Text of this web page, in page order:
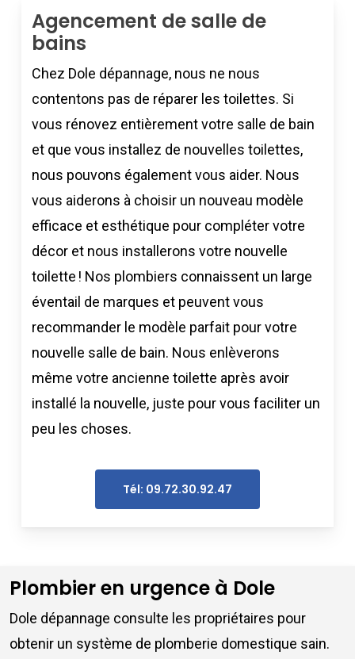
Agencement de salle de
bains
Chez Dole dépannage, nous ne nous
contentons pas de réparer les toilettes. Si
vous rénovez entièrement votre salle de bain
et que vous installez de nouvelles toilettes,
nous pouvons également vous aider. Nous
vous aiderons à choisir un nouveau modèle
efficace et esthétique pour compléter votre
décor et nous installerons votre nouvelle
toilette ! Nos plombiers connaissent un large
éventail de marques et peuvent vous
recommander le modèle parfait pour votre
nouvelle salle de bain. Nous enlèverons
même votre ancienne toilette après avoir
installé la nouvelle, juste pour vous faciliter un
peu les choses.
Tél: 09.72.30.92.47
Plombier en urgence à Dole
Dole dépannage consulte les propriétaires pour
obtenir un système de plomberie domestique sain.